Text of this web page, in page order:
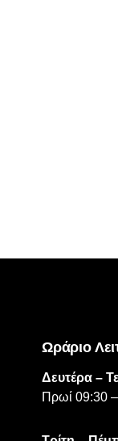
Ωράριο
Δευτέρα –
Πρωί 09:30